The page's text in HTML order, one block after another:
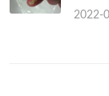
2022-